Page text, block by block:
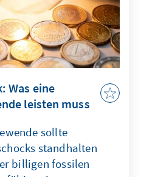
Was eine
leisten muss
sollte
standhalten
billigen fossilen